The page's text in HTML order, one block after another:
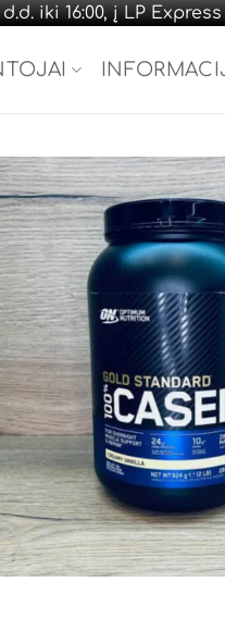
iki 16:00, į LP